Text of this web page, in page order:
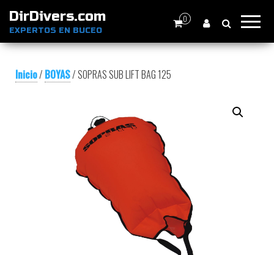
DirDivers.com
EXPERTOS EN BUCEO
0
Inicio/ BOYAS/ SOPRAS SUB LIFT BAG 125